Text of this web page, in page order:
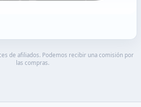
de afiliados. Podemos recibir una comisión por
las compras.